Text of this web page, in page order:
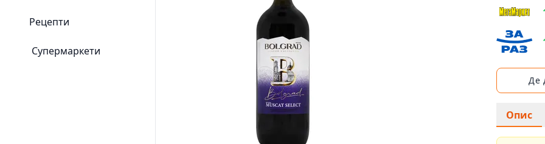
Рецепти
Супермаркети
Де
Опис